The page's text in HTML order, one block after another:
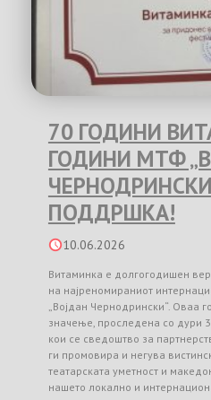
70 ГОДИНИ
ГОДИНИ МТФ
ПОДДРШКА!
10.06.2026
Витаминка е долгогодишен
на најреномираниот
„Војдан Чернодрински“. Оваа
значење, проследена со дури 3
кои се сведоштво за
ги промовира и негува
театарската уметност и
нашето локално и